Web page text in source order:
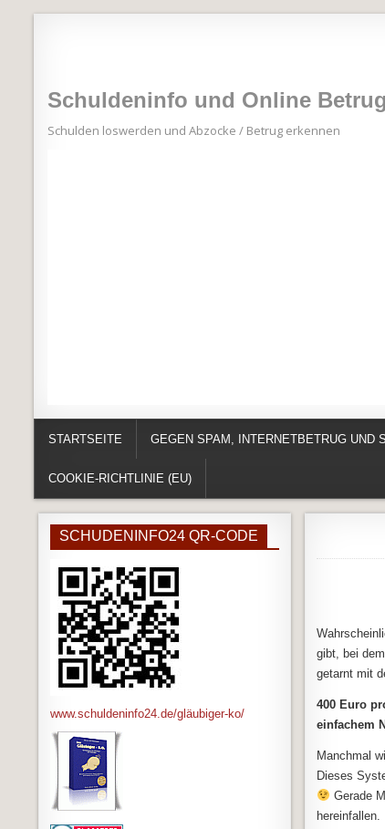
Schuldeninfo und Online Betrug
Schulden loswerden und Abzocke / Betrug erkennen
STARTSEITE GEGEN SPAM, INTERNETBETRUG UND
COOKIE-RICHTLINIE (EU)
gibt, bei
getarnt mit
400 Euro
einfachem
Manchmal
Dieses
Gerade
hereinfallen.
SCHUDENINFO24 QR-CODE
www.schuldeninfo24.de/gläubiger-ko/